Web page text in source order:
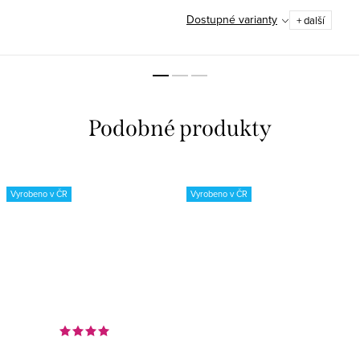
materiál pro celodenní pohodlí✅
Vysoká gramáž (180 g/m²) –
Dostupné varianty + další
Vyrobeno v ČR Vyrobeno v ČR